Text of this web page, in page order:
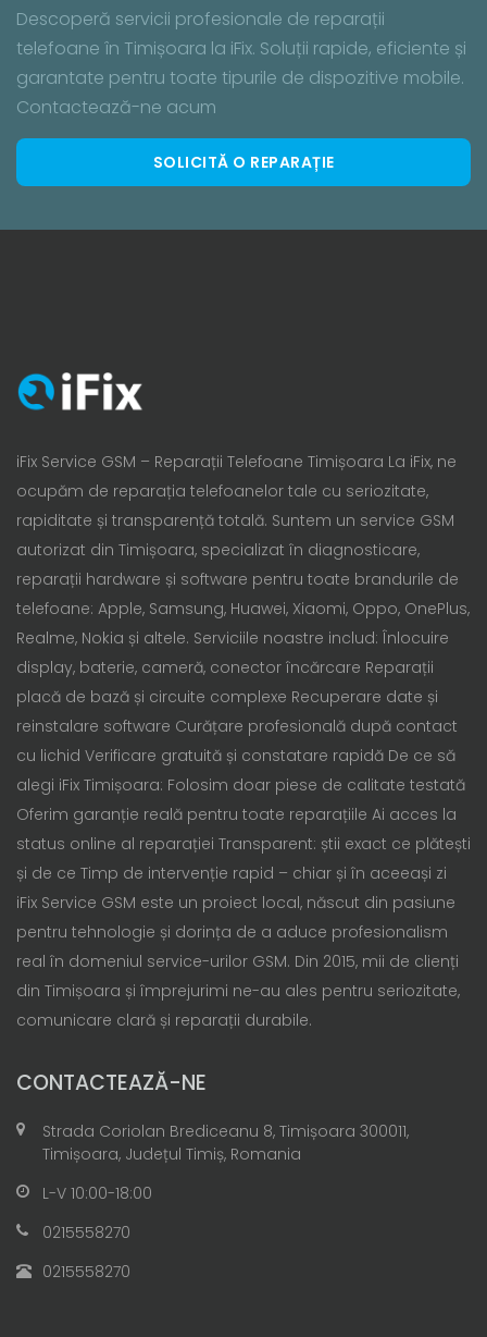
Descoperă servicii profesionale de reparații
telefoane în Timișoara la iFix. Soluții rapide, eficiente și
garantate pentru toate tipurile de dispozitive mobile.
Contactează-ne acum
SOLICITĂ O REPARAȚIE
iFix Service GSM – Reparații Telefoane Timișoara La iFix, ne
ocupăm de reparația telefoanelor tale cu seriozitate,
rapiditate și transparență totală. Suntem un service GSM
autorizat din Timișoara, specializat în diagnosticare,
reparații hardware și software pentru toate brandurile de
telefoane: Apple, Samsung, Huawei, Xiaomi, Oppo, OnePlus,
Realme, Nokia și altele. Serviciile noastre includ: Înlocuire
display, baterie, cameră, conector încărcare Reparații
placă de bază și circuite complexe Recuperare date și
reinstalare software Curățare profesională după contact
cu lichid Verificare gratuită și constatare rapidă De ce să
alegi iFix Timișoara: Folosim doar piese de calitate testată
Oferim garanție reală pentru toate reparațiile Ai acces la
status online al reparației Transparent: știi exact ce plătești
și de ce Timp de intervenție rapid – chiar și în aceeași zi
iFix Service GSM este un proiect local, născut din pasiune
pentru tehnologie și dorința de a aduce profesionalism
real în domeniul service-urilor GSM. Din 2015, mii de clienți
din Timișoara și împrejurimi ne-au ales pentru seriozitate,
comunicare clară și reparații durabile.
CONTACTEAZĂ-NE
Strada Coriolan Brediceanu 8, Timișoara 300011,
Timișoara, Județul Timiș, Romania
L-V 10:00-18:00
0215558270
0215558270